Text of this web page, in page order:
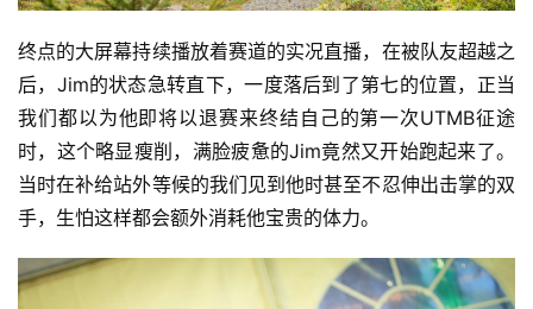
终点的大屏幕持续播放着赛道的实况直播，在被队友超越之
后，Jim的状态急转直下，一度落后到了第七的位置，正当
我们都以为他即将以退赛来终结自己的第一次UTMB征途
时，这个略显瘦削，满脸疲惫的Jim竟然又开始跑起来了。
当时在补给站外等候的我们见到他时甚至不忍伸出击掌的双
手，生怕这样都会额外消耗他宝贵的体力。